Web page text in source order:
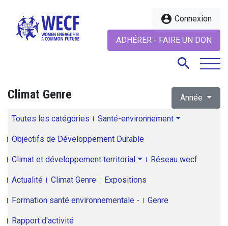
account_circle Connexion
ADHÉRER - FAIRE UN DON
search
Climat Genre Année
Toutes les catégories Santé-environnement
Objectifs de Développement Durable
Climat et développement territorial Réseau wecf
Actualité Climat Genre Expositions
Formation santé environnementale - Genre
Rapport d'activité